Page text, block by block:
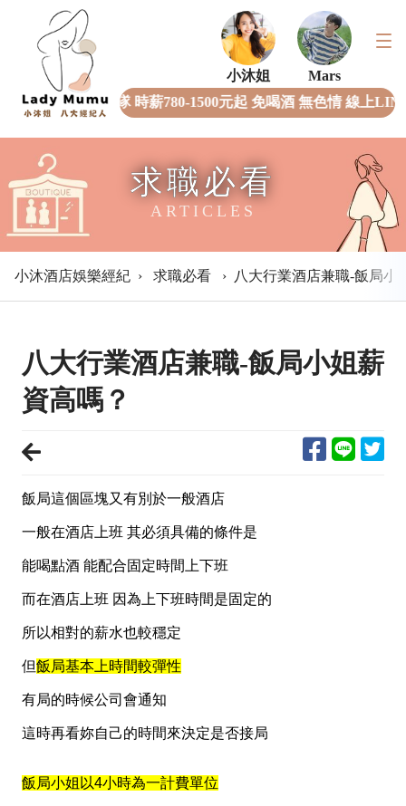
小沐姐
Mars
全女經紀團隊 時薪780-1500元起 免喝酒 無色情 線上
求職必看
ARTICLES
小沐酒店娛樂經紀 › 求職必看 › 八大行業酒店兼職-飯局小
八大行業酒店兼職-飯局小姐薪
資高嗎？
飯局這個區塊又有別於一般酒店
一般在酒店上班 其必須具備的條件是
能喝點酒 能配合固定時間上下班
而在酒店上班 因為上下班時間是固定的
所以相對的薪水也較穩定
但飯局基本上時間較彈性
有局的時候公司會通知
這時再看妳自己的時間來決定是否接局
飯局小姐以4小時為一計費單位